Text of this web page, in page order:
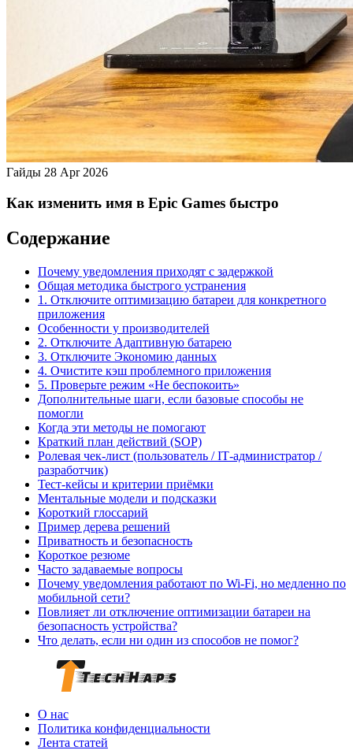
Гайды 28 Apr 2026
Как изменить имя в Epic Games быстро
Содержание
Почему уведомления приходят с задержкой
Общая методика быстрого устранения
1. Отключите оптимизацию батареи для конкретного
приложения
Особенности у производителей
2. Отключите Адаптивную батарею
3. Отключите Экономию данных
4. Очистите кэш проблемного приложения
5. Проверьте режим «Не беспокоить»
Дополнительные шаги, если базовые способы не
помогли
Когда эти методы не помогают
Краткий план действий (SOP)
Ролевая чек-лист (пользователь / IT‑администратор /
разработчик)
Тест-кейсы и критерии приёмки
Ментальные модели и подсказки
Короткий глоссарий
Пример дерева решений
Приватность и безопасность
Короткое резюме
Часто задаваемые вопросы
Почему уведомления работают по Wi‑Fi, но медленно по
мобильной сети?
Повлияет ли отключение оптимизации батареи на
безопасность устройства?
Что делать, если ни один из способов не помог?
О нас
Политика конфиденциальности
Лента статей